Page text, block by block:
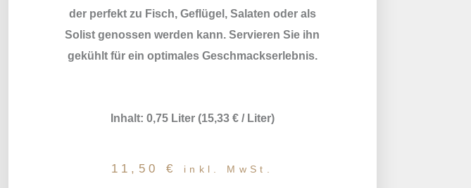
der perfekt zu Fisch, Geflügel, Salaten oder als
Solist genossen werden kann. Servieren Sie ihn
gekühlt für ein optimales Geschmackserlebnis.
Inhalt: 0,75 Liter (15,33 € / Liter)
11,50 € inkl. MwSt.